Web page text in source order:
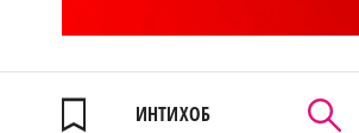
ИНТИХОБ